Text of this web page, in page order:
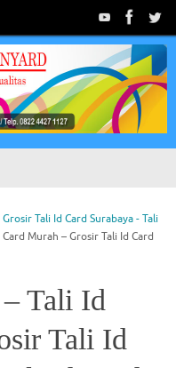
Tali Id Card Surabaya - Tali
Murah – Grosir Tali Id Card
Tali Id
Tali Id